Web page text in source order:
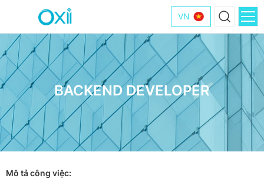
VN
BACKEND DEVELOPER
Mô tả công việc: